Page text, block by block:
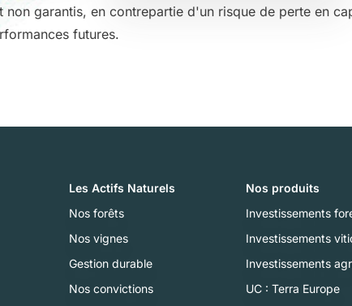
non garantis, en contrepartie d'un risque de perte en
futures.
Les Actifs Naturels
Nos forêts
Nos vignes
Gestion durable
Nos convictions
Nos produits
Investissements
Investissements
Investissements
UC : Terra Europe